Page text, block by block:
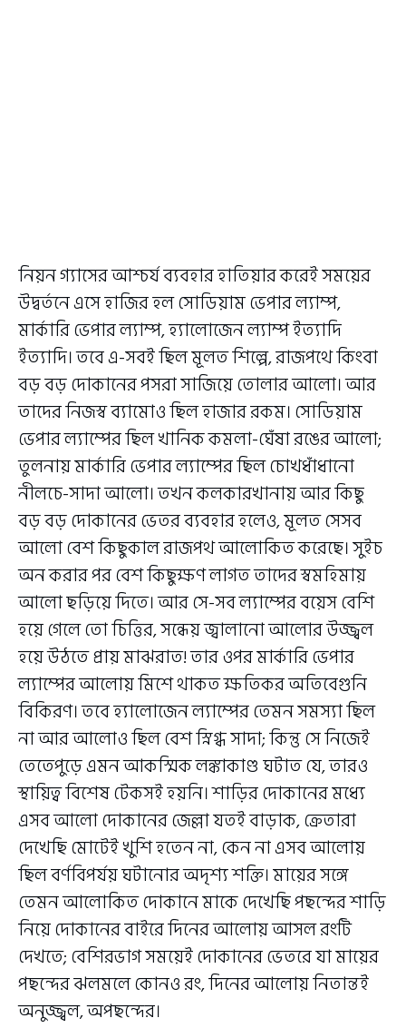
নিয়ন গ্যাসের আশ্চর্য ব্যবহার হাতিয়ার করেই সময়ের
উদ্বর্তনে এসে হাজির হল সোডিয়াম ভেপার ল্যাম্প,
মার্কারি ভেপার ল্যাম্প, হ্যালোজেন ল্যাম্প ইত্যাদি
ইত্যাদি। তবে এ-সবই ছিল মূলত শিল্পে, রাজপথে কিংবা
বড় বড় দোকানের পসরা সাজিয়ে তোলার আলো। আর
তাদের নিজস্ব ব্যামোও ছিল হাজার রকম। সোডিয়াম
ভেপার ল্যাম্পের ছিল খানিক কমলা-ঘেঁষা রঙের আলো;
তুলনায় মার্কারি ভেপার ল্যাম্পের ছিল চোখধাঁধানো
নীলচে-সাদা আলো। তখন কলকারখানায় আর কিছু
বড় বড় দোকানের ভেতর ব্যবহার হলেও, মূলত সেসব
আলো বেশ কিছুকাল রাজপথ আলোকিত করেছে। সুইচ
অন করার পর বেশ কিছুক্ষণ লাগত তাদের স্বমহিমায়
আলো ছড়িয়ে দিতে। আর সে-সব ল্যাম্পের বয়েস বেশি
হয়ে গেলে তো চিত্তির, সন্ধেয় জ্বালানো আলোর উজ্জ্বল
হয়ে উঠতে প্রায় মাঝরাত! তার ওপর মার্কারি ভেপার
ল্যাম্পের আলোয় মিশে থাকত ক্ষতিকর অতিবেগুনি
বিকিরণ। তবে হ্যালোজেন ল্যাম্পের তেমন সমস্যা ছিল
না আর আলোও ছিল বেশ স্নিগ্ধ সাদা; কিন্তু সে নিজেই
তেতেপুড়ে এমন আকস্মিক লঙ্কাকাণ্ড ঘটাত যে, তারও
স্থায়িত্ব বিশেষ টেকসই হয়নি। শাড়ির দোকানের মধ্যে
এসব আলো দোকানের জেল্লা যতই বাড়াক, ক্রেতারা
দেখেছি মোটেই খুশি হতেন না, কেন না এসব আলোয়
ছিল বর্ণবিপর্যয় ঘটানোর অদৃশ্য শক্তি। মায়ের সঙ্গে
তেমন আলোকিত দোকানে মাকে দেখেছি পছন্দের শাড়ি
নিয়ে দোকানের বাইরে দিনের আলোয় আসল রংটি
দেখতে; বেশিরভাগ সময়েই দোকানের ভেতরে যা মায়ের
পছন্দের ঝলমলে কোনও রং, দিনের আলোয় নিতান্তই
অনুজ্জ্বল, অপছন্দের।